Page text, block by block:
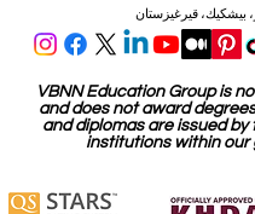
VBNN Education Group is
and does not award
and diplomas are issued by
institutions within our